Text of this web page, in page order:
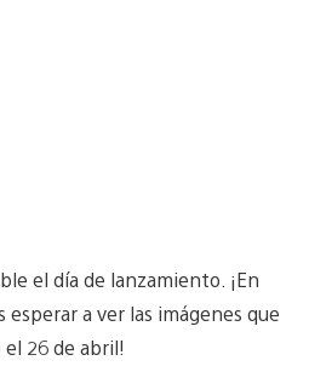
el día de lanzamiento. ¡En
a ver las imágenes que
26 de abril!